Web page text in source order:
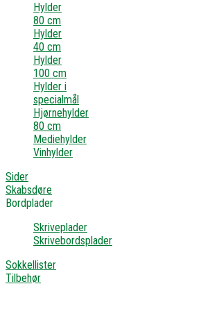
Hylder
80 cm
Hylder
40 cm
Hylder
100 cm
Hylder i
specialmål
Hjørnehylder
80 cm
Mediehylder
Vinhylder
Sider
Skabsdøre
Bordplader
Skriveplader
Skrivebordsplader
Sokkellister
Tilbehør